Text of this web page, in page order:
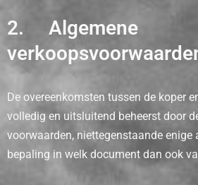
2. Algemene
De overeenkomsten tussen de koper
volledig en uitsluitend beheerst door
voorwaarden, niettegenstaande enige
bepaling in welk document dan ook